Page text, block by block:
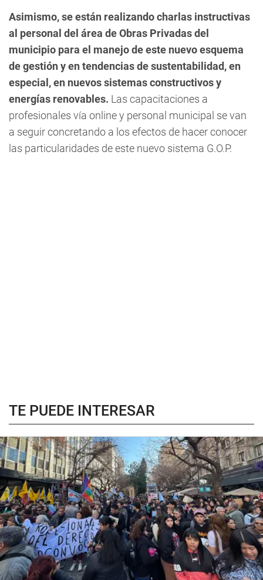
Asimismo, se están realizando charlas instructivas
al personal del área de Obras Privadas del
municipio para el manejo de este nuevo esquema
de gestión y en tendencias de sustentabilidad, en
especial, en nuevos sistemas constructivos y
energías renovables. Las capacitaciones a
profesionales vía online y personal municipal se van
a seguir concretando a los efectos de hacer conocer
las particularidades de este nuevo sistema G.O.P.
TE PUEDE INTERESAR